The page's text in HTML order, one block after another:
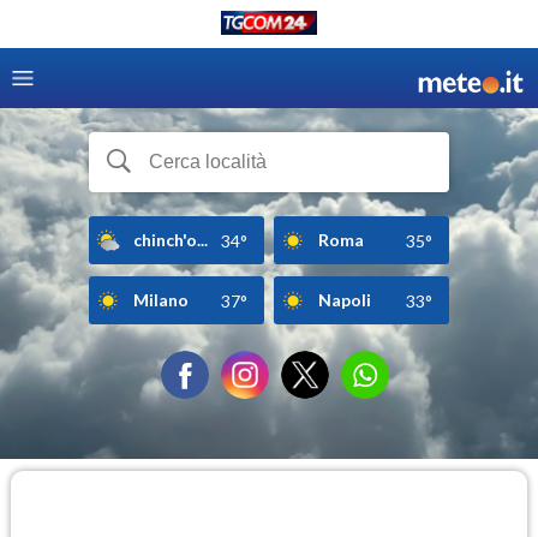
chinch'o... 34° Roma 35°
Milano 37° Napoli 33°